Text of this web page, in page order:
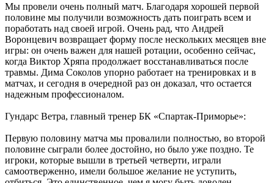
Мы провели очень полный матч. Благодаря хорошей первой
половине мы получили возможность дать поиграть всем и
поработать над своей игрой. Очень рад, что Андрей
Воронцевич возвращает форму после нескольких месяцев вне
игры: он очень важен для нашей ротации, особенно сейчас,
когда Виктор Хряпа продолжает восстанавливаться после
травмы. Дима Соколов упорно работает на тренировках и в
матчах, и сегодня в очередной раз он доказал, что остается
надежным профессионалом.
Гундарс Ветра, главный тренер БК «Спартак-Приморье»:
Первую половину матча мы провалили полностью, во второй
половине сыграли более достойно, но было уже поздно. Те
игроки, которые вышли в третьей четверти, играли
самоотверженно, имели большое желание не уступить,